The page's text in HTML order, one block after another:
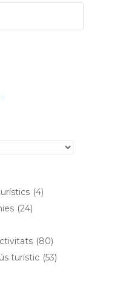
(4)
(24)
(80)
turístic (53)